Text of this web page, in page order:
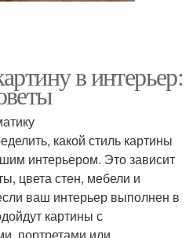
в интерьер:
какой стиль картины
интерьером. Это зависит
цвета стен, мебели и
ваш интерьер выполнен в
картины с
портретами или